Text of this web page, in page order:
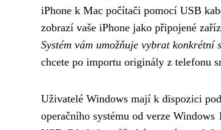
iPhone k Mac počítači pomocí USB
zobrazí vaše iPhone jako připojené
Systém vám umožňuje vybrat
chcete po importu originály z telefonu
Uživatelé Windows mají k dispozici
operačního systému od verze